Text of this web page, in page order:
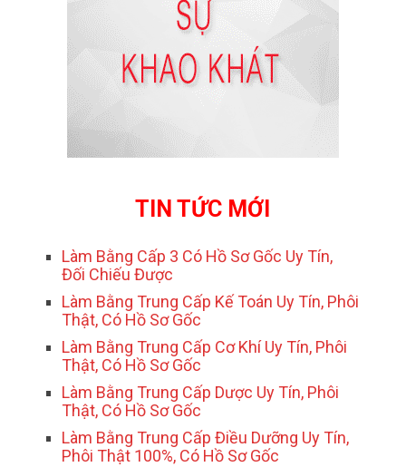
TIN TỨC MỚI
Làm Bằng Cấp 3 Có Hồ Sơ Gốc Uy Tín,
Đối Chiếu Được
Làm Bằng Trung Cấp Kế Toán Uy Tín, Phôi
Thật, Có Hồ Sơ Gốc
Làm Bằng Trung Cấp Cơ Khí Uy Tín, Phôi
Thật, Có Hồ Sơ Gốc
Làm Bằng Trung Cấp Dược Uy Tín, Phôi
Thật, Có Hồ Sơ Gốc
Làm Bằng Trung Cấp Điều Dưỡng Uy Tín,
Phôi Thật 100%, Có Hồ Sơ Gốc